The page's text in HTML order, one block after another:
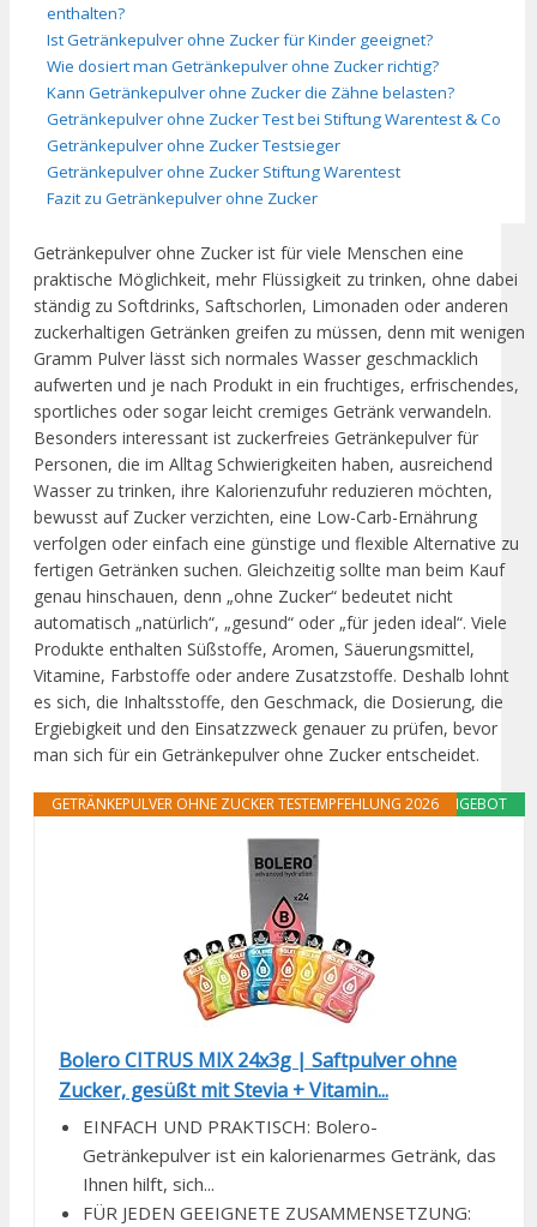
enthalten?
Ist Getränkepulver ohne Zucker für Kinder geeignet?
Wie dosiert man Getränkepulver ohne Zucker richtig?
Kann Getränkepulver ohne Zucker die Zähne belasten?
Getränkepulver ohne Zucker Test bei Stiftung Warentest & Co
Getränkepulver ohne Zucker Testsieger
Getränkepulver ohne Zucker Stiftung Warentest
Fazit zu Getränkepulver ohne Zucker
Getränkepulver ohne Zucker ist für viele Menschen eine
praktische Möglichkeit, mehr Flüssigkeit zu trinken, ohne dabei
ständig zu Softdrinks, Saftschorlen, Limonaden oder anderen
zuckerhaltigen Getränken greifen zu müssen, denn mit wenigen
Gramm Pulver lässt sich normales Wasser geschmacklich
aufwerten und je nach Produkt in ein fruchtiges, erfrischendes,
sportliches oder sogar leicht cremiges Getränk verwandeln.
Besonders interessant ist zuckerfreies Getränkepulver für
Personen, die im Alltag Schwierigkeiten haben, ausreichend
Wasser zu trinken, ihre Kalorienzufuhr reduzieren möchten,
bewusst auf Zucker verzichten, eine Low-Carb-Ernährung
verfolgen oder einfach eine günstige und flexible Alternative zu
fertigen Getränken suchen. Gleichzeitig sollte man beim Kauf
genau hinschauen, denn „ohne Zucker“ bedeutet nicht
automatisch „natürlich“, „gesund“ oder „für jeden ideal“. Viele
Produkte enthalten Süßstoffe, Aromen, Säuerungsmittel,
Vitamine, Farbstoffe oder andere Zusatzstoffe. Deshalb lohnt
es sich, die Inhaltsstoffe, den Geschmack, die Dosierung, die
Ergiebigkeit und den Einsatzzweck genauer zu prüfen, bevor
man sich für ein Getränkepulver ohne Zucker entscheidet.
ANGEBOT
GETRÄNKEPULVER OHNE ZUCKER TESTEMPFEHLUNG 2026
Bolero CITRUS MIX 24x3g | Saftpulver ohne
Zucker, gesüßt mit Stevia + Vitamin...
EINFACH UND PRAKTISCH: Bolero-
Getränkepulver ist ein kalorienarmes Getränk, das
Ihnen hilft, sich...
FÜR JEDEN GEEIGNETE ZUSAMMENSETZUNG: